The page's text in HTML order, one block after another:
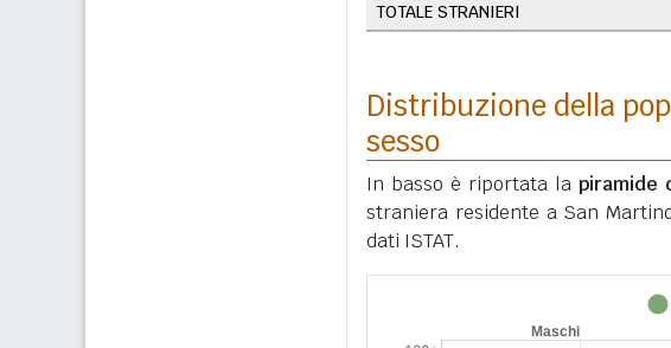
TOTALE STRANIERI
Distribuzione della
sesso
In basso è riportata la piramide
straniera residente a San
dati ISTAT.